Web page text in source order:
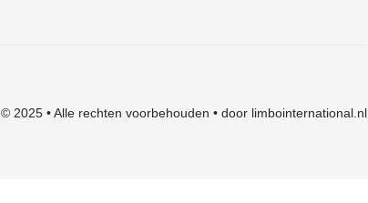
© 2025 • Alle rechten voorbehouden • door limbointernational.nl